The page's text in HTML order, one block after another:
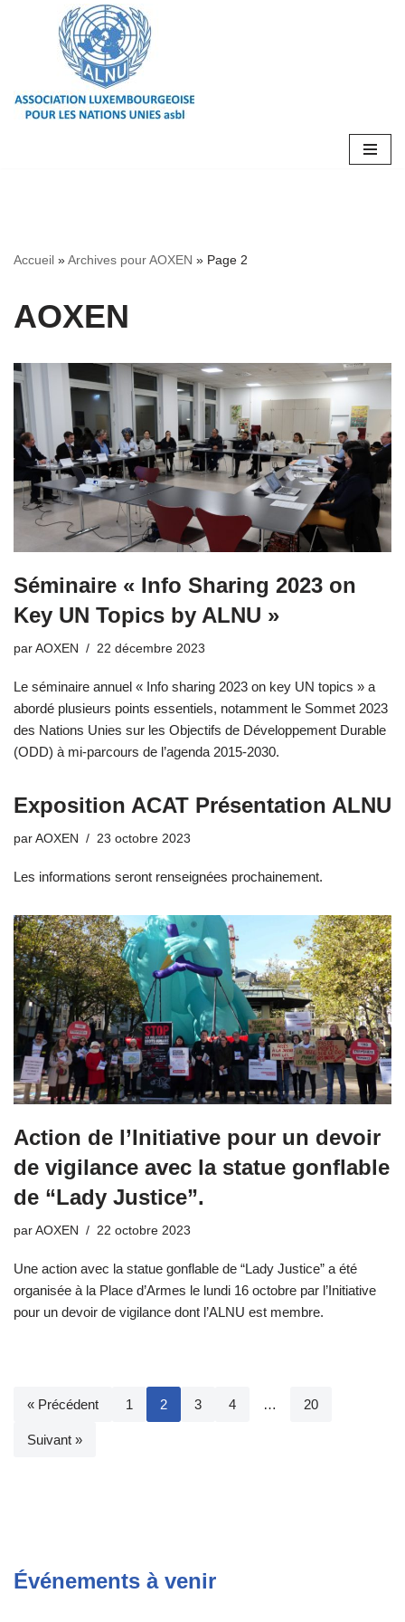
contenu
Accueil »Archives pour AOXEN » Page 2
AOXEN
Séminaire « Info Sharing 2023 on
Key UN Topics by ALNU »
par AOXEN 22 décembre 2023
Le séminaire annuel « Info sharing 2023 on key UN topics » a
abordé plusieurs points essentiels, notamment le Sommet 2023
des Nations Unies sur les Objectifs de Développement Durable
(ODD) à mi-parcours de l’agenda 2015-2030.
Exposition ACAT Présentation ALNU
par AOXEN 23 octobre 2023
Les informations seront renseignées prochainement.
Action de l’Initiative pour un devoir
de vigilance avec la statue gonflable
de “Lady Justice”.
par AOXEN 22 octobre 2023
Une action avec la statue gonflable de “Lady Justice” a été
organisée à la Place d’Armes le lundi 16 octobre par l’Initiative
pour un devoir de vigilance dont l’ALNU est membre.
« Précédent 1 2 3 4 … 20
Suivant »
Événements à venir